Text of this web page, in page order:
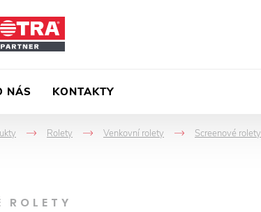
NÁS KONTAKTY
->
Rolety
->
Venkovní rolety
->
Screenové rolety
ROLETY